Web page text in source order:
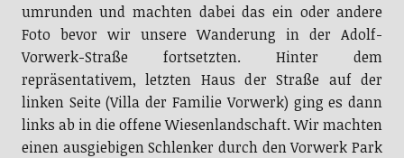
umrunden und machten dabei das ein oder andere
Foto bevor wir unsere Wanderung in der Adolf-
Vorwerk-Straße fortsetzten. Hinter dem
repräsentativem, letzten Haus der Straße auf der
linken Seite (Villa der Familie Vorwerk) ging es dann
links ab in die offene Wiesenlandschaft. Wir machten
einen ausgiebigen Schlenker durch den Vorwerk Park